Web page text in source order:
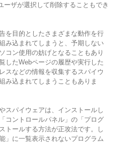
ーザが選択して削除することもでき
を目的としたさまざまな動作を行
み込まれてしまうと、予期しない
コン使用の妨げとなることもあり
したWebページの履歴や実行した
スなどの情報を収集するスパイウ
み込まれてしまうこともありま
スパイウェアは、インストールし
コントロールパネル」の「プログ
トールする方法が正攻法です。し
」に一覧表示されないプログラム